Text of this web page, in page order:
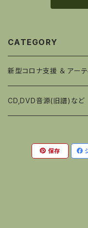
CATEGORY
新型コロナ支援 ＆ アーテ
CD,DVD音源(旧譜)など
保存